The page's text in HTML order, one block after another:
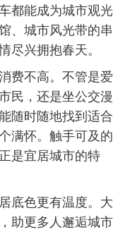
都能成为城市观光
、城市风光带的串
兴拥抱春天。
不高。不管是爱
民，还是坐公交漫
随时随地找到适合
满怀。触手可及的
是宜居城市的特
色更有温度。大
助更多人邂逅城市